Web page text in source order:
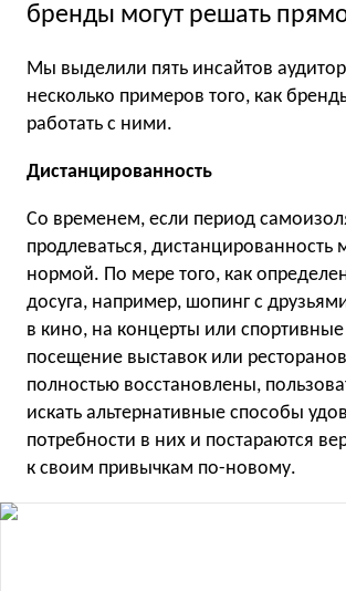
бренды могут решать
Мы выделили пять инсайтов
несколько примеров того, как
работать с ними.
Дистанцированность
Со временем, если период
продлеваться, дистанцированность
нормой. По мере того, как
досуга, например, шопинг с
в кино, на концерты или
посещение выставок или
полностью восстановлены,
искать альтернативные способы
потребности в них и постараются
к своим привычкам по-новому.